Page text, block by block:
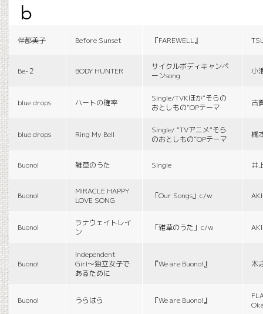
b
伴都美子 Before Sunset 『FAREWELL』
Be-２ BODY HUNTER
サイクルボディキャンペ
ーンsong
小
blue drops ハートの確率
Single/TVKほか“そらの
おとしもの”OPテーマ
古
blue drops Ring My Bell
Single/ “TVアニメ“そら
のおとしもの”OPテーマ
橋
Buono! 雑草のうた Single 井
Buono!
MIRACLE HAPPY
LOVE SONG
「Our Songs」c/w
Buono!
ラナウェイトレイ
ン
「雑草のうた」c/w
Buono!
Independent
Girl〜独立女子で
あるために
『We are Buono!』 木
Buono! うらはら 『We are Buono!』